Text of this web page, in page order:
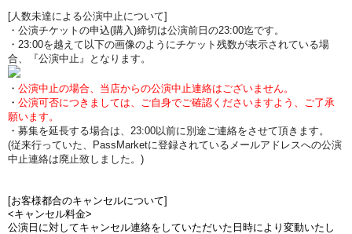
[人数未達による公演中止について]
・公演チケットの申込(購入)締切は公演前日の23:00迄です。
・23:00を越えて以下の画像のようにチケット残数が表示されている場
合、『公演中止』となります。
・ 公演中止の場合、当店からの公演中止連絡はございません。
・ 公演可否につきましては、ご自身でご確認くださいますよう、ご了承
願います。
・募集を延長する場合は、23:00以前に別途ご連絡をさせて頂きます。
(従来行っていた、PassMarketに登録されているメールアドレスへの公演
中止連絡は廃止致しました。)
[お客様都合のキャンセルについて]
<キャンセル料金>
公演日に対してキャンセル連絡をしていただいた日時により変動いたし